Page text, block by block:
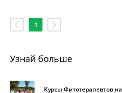
1
Узнай больше
Курсы Фитотерапевтов на